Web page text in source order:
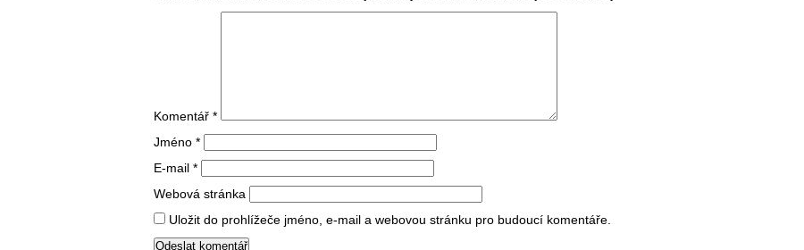
Komentář *
Jméno *
E-mail *
Webová stránka
Uložit do prohlížeče jméno, e-mail a webovou stránku pro budoucí komentáře.